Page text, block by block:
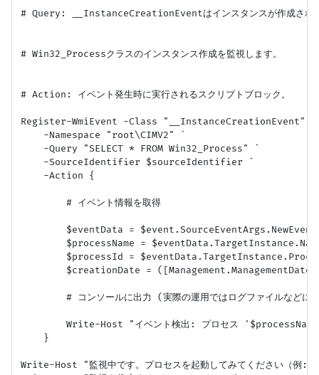
# Query: __InstanceCreationEventはインスタンスが作成された
# Win32_Processクラスのインスタンス作成を監視します。
# Action: イベント発生時に実行されるスクリプトブロック。
Register-WmiEvent -Class "__InstanceCreationEvent" `
    -Namespace "root\CIMV2" `
    -Query "SELECT * FROM Win32_Process" `
    -SourceIdentifier $sourceIdentifier `
    -Action {
        # イベント情報を取得
        $eventData = $event.SourceEventArgs.NewEvent
$processName =
$processId =
$creationDate =
# コンソールに出力 (実際の運用ではログファイルなどに
Write-Host "イベント検出: プロセス
    }
Write-Host "監視中です。プロセスを起動してみてください（